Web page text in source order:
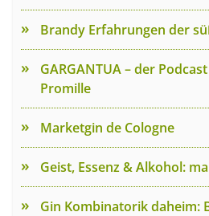
Brandy Erfahrungen der
GARGANTUA – der
Promille
Marketgin de Cologne
Geist, Essenz & Alkohol:
Gin Kombinatorik daheim: